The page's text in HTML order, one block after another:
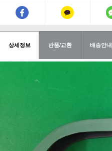
상세정보 반품/교환 배송안내